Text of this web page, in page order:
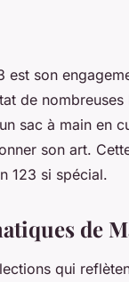
est son
de
sac à main en
son art.
123 si spécial.
de
qui